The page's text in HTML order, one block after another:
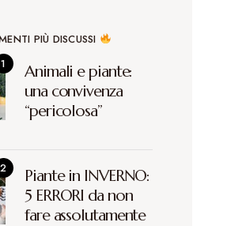
PIÙ DISCUSSI
Animali e piante:
una convivenza
“pericolosa”
Piante in INVERNO:
5 ERRORI da non
fare assolutamente